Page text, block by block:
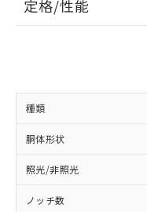
定格/性能
種類
胴体形状
照光/非照光
ノッチ数